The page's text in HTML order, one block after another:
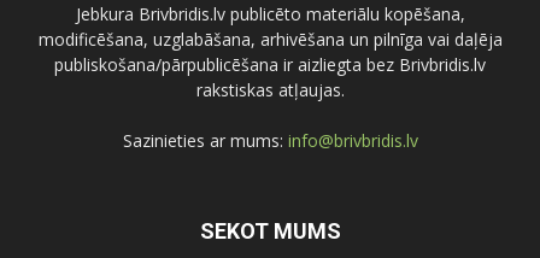
Jebkura Brivbridis.lv publicēto materiālu kopēšana,
modificēšana, uzglabāšana, arhivēšana un pilnīga vai daļēja
publiskošana/pārpublicēšana ir aizliegta bez Brivbridis.lv
rakstiskas atļaujas.
Sazinieties ar mums: info@brivbridis.lv
SEKOT MUMS